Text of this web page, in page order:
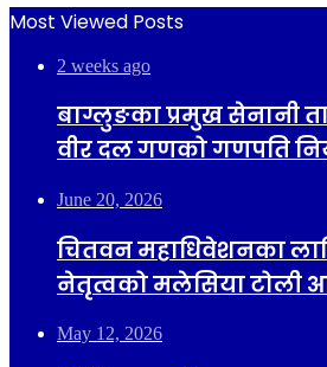
Most Viewed Posts
2 weeks ago
बाग्लुङका प्रमुख सेनानी
वीर दल गणको गणपति
June 20, 2026
चितवन महाधिवेशनका
नेतृत्वको मलेसिया टोली
May 12, 2026